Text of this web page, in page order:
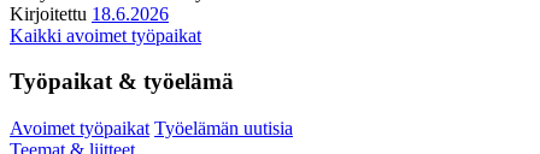
Kirjoitettu 18.6.2026
Kaikki avoimet työpaikat
Työpaikat & työelämä
Avoimet työpaikat Työelämän uutisia
Teemat & liitteet